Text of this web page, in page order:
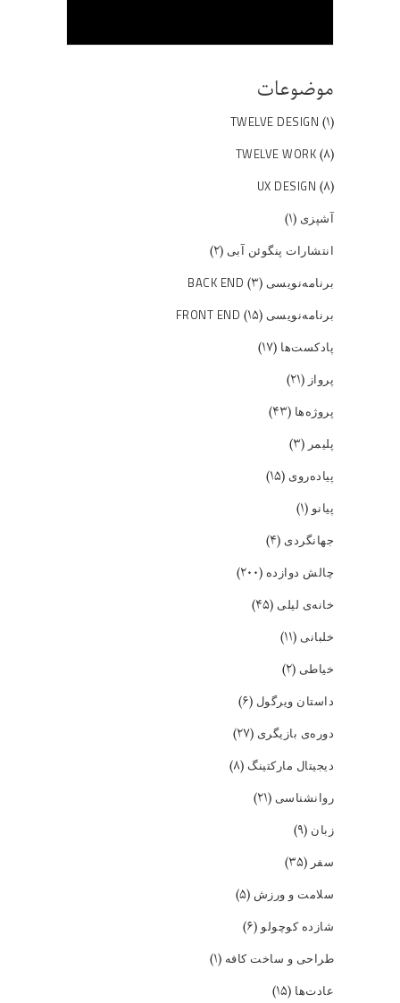
موضوعات
TWELVE DESIGN (۱)
TWELVE WORK (۸)
UX DESIGN (۸)
آشپزی (۱)
انتشارات پنگوئن آبی (۲)
برنامه‌نویسی BACK END (۳)
برنامه‌نویسی FRONT END (۱۵)
پادکست‌ها (۱۷)
پرواز (۲۱)
پروژه‌ها (۴۳)
پلیمر (۳)
پیاده‌روی (۱۵)
پیانو (۱)
جهانگردی (۴)
چالش دوازده (۲۰۰)
خانه‌ی لیلی (۴۵)
خلبانی (۱۱)
خیاطی (۲)
داستان ویرگول (۶)
دوره‌ی بازیگری (۲۷)
دیجیتال مارکتینگ (۸)
روانشناسی (۲۱)
زبان (۹)
سفر (۳۵)
سلامت و ورزش (۵)
شازده کوچولو (۶)
طراحی و ساخت کافه (۱)
عادت‌ها (۱۵)